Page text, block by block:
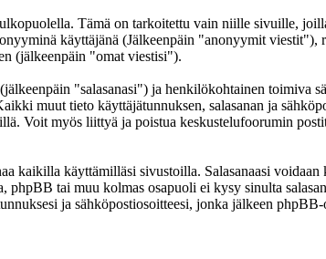
Tämä on tarkoitettu vain niille sivuille,
käyttäjänä (Jälkeenpäin "anonyymit viestit"),
(jälkeenpäin "omat viestisi").
"salasanasi") ja henkilökohtainen toimiva
muut tieto käyttäjätunnuksen, salasanan ja
Voit myös liittyä ja poistua keskustelufoorumin
kaikilla käyttämilläsi sivustoilla. Salasanaasi voidaan
tai muu kolmas osapuoli ei kysy sinulta
ja sähköpostiosoitteesi, jonka jälkeen